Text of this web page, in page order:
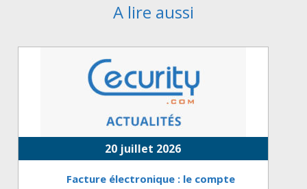
A lire aussi
20 juillet 2026
Facture électronique : le compte